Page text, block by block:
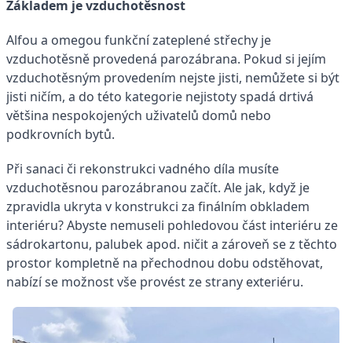
Základem je vzduchotěsnost
Alfou a omegou funkční zateplené střechy je
vzduchotěsně provedená parozábrana. Pokud si jejím
vzduchotěsným provedením nejste jisti, nemůžete si být
jisti ničím, a do této kategorie nejistoty spadá drtivá
většina nespokojených uživatelů domů nebo
podkrovních bytů.
Při sanaci či rekonstrukci vadného díla musíte
vzduchotěsnou parozábranou začít. Ale jak, když je
zpravidla ukryta v konstrukci za finálním obkladem
interiéru? Abyste nemuseli pohledovou část interiéru ze
sádrokartonu, palubek apod. ničit a zároveň se z těchto
prostor kompletně na přechodnou dobu odstěhovat,
nabízí se možnost vše provést ze strany exteriéru.